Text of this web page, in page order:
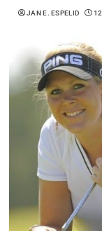
JAN E. ESPELID